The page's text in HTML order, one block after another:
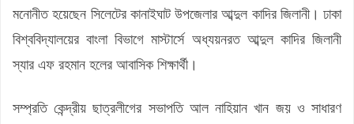
মনোনীত হয়েছেন সিলেটের কানাইঘাট উপজেলার আব্দুল কাদির জিলানী। ঢাকা
বিশ্ববিদ্যালয়ের বাংলা বিভাগে মাস্টার্সে অধ্যয়নরত আব্দুল কাদির জিলানী
স্যার এফ রহমান হলের আবাসিক শিক্ষার্থী।
সম্প্রতি কেন্দ্রীয় ছাত্রলীগের সভাপতি আল নাহিয়ান খান জয় ও সাধারণ